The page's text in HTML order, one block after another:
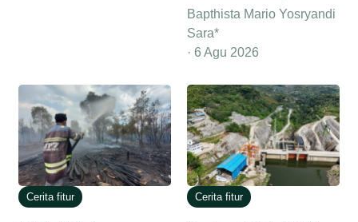
Bapthista Mario Yosryandi
Sara*
6 Agu 2026
Cerita fitur Cerita fitur